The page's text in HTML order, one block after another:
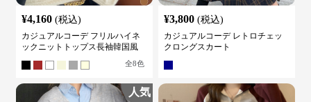
¥4,160 (税込)
カジュアルコーデ フリルハイネ
ックニットトップス長袖韓国風
全8色
¥3,800 (税込)
カジュアルコーデ レトロチェッ
クロングスカート
人気